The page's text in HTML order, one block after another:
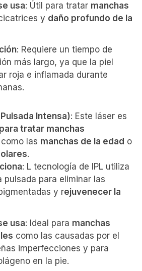
usa: Útil para tratar manchas
y daño profundo de la
: Requiere un tiempo de
más largo, ya que la piel
roja e inflamada durante
Pulsada Intensa): Este láser es
tratar manchas
como las manchas de la edad o
.
: L tecnología de IPL utiliza
pulsada para eliminar las
y rejuvenecer la
usa: Ideal para manchas
como las causadas por el
imperfecciones y para
en la pie.